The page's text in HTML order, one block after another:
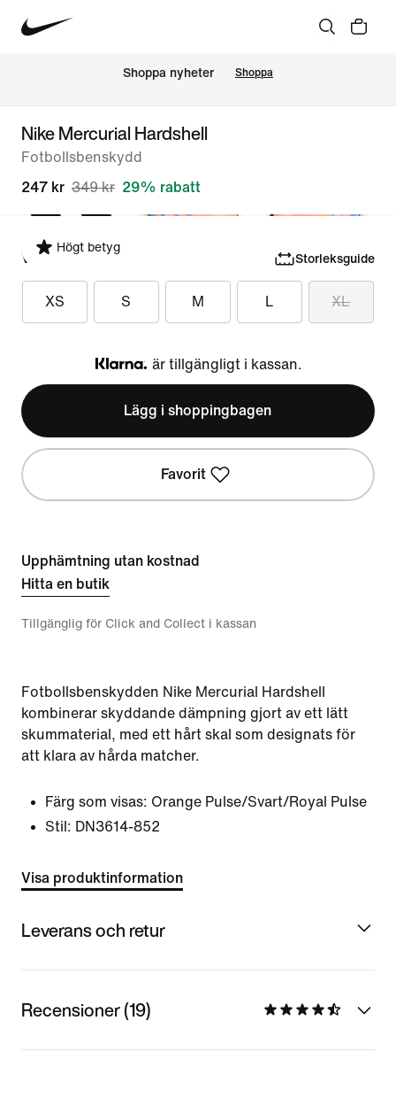
Shoppa nyheter Shoppa
Nike Mercurial Hardshell
Fotbollsbenskydd
247 kr 349 kr 29% rabatt
Högt betyg
Välj storlek Storleksguide
XS S M L XL
Klarna
är tillgängligt i kassan.
Lägg i shoppingbagen
Favorit
Upphämtning utan kostnad
Hitta en butik
Tillgänglig för Click and Collect i kassan
Fotbollsbenskydden Nike Mercurial Hardshell
kombinerar skyddande dämpning gjort av ett lätt
skummaterial, med ett hårt skal som designats för
att klara av hårda matcher.
Färg som visas: Orange Pulse/Svart/Royal Pulse
Stil: DN3614-852
Visa produktinformation
Leverans och retur
Recensioner (19)